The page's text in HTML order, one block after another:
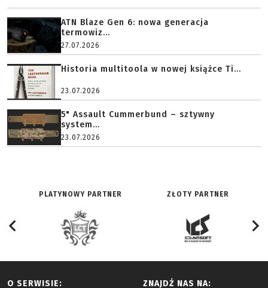
ATN Blaze Gen 6: nowa generacja
termowiz...
27.07.2026
Historia multitoola w nowej książce Ti...
23.07.2026
5" Assault Cummerbund – sztywny
system...
23.07.2026
PLATYNOWY PARTNER ZŁOTY PARTNER
O SERWISIE: ZNAJDŹ NAS NA: